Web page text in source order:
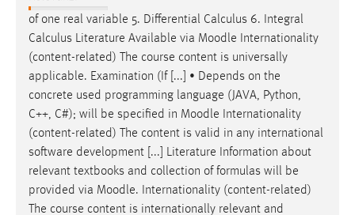
of one real variable 5. Differential Calculus 6. Integral
Calculus Literature Available via Moodle Internationality
(content-related) The course content is universally
applicable. Examination (If [...] • Depends on the
concrete used programming language (JAVA, Python,
C++, C#); will be specified in Moodle Internationality
(content-related) The content is valid in any international
software development [...] Literature Information about
relevant textbooks and collection of formulas will be
provided via Moodle. Internationality (content-related)
The course content is internationally relevant and
1 Jahr
Performance
Name:
staticfilecache
Zweck:
Für performante Seitenauslieferung wird in diesem Cookie
gespeichert, ob man eingeloggt ist.